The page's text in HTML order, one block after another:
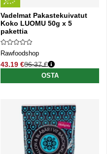
Vadelmat Pakastekuivatut
Koko LUOMU 50g x 5
pakettia
Rawfoodshop
43.19 €
Normaali hinta
86.37 €
OSTA